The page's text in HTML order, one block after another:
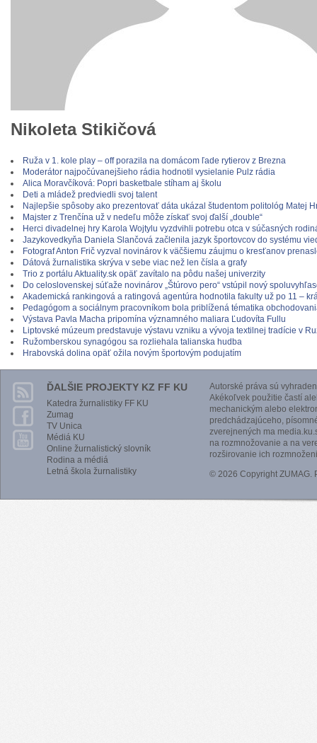
Nikoleta Stikičová
Ruža v 1. kole play – off porazila na domácom ľade rytierov z Brezna
Moderátor najpočúvanejšieho rádia hodnotil vysielanie Pulz rádia
Alica Moravčíková: Popri basketbale stíham aj školu
Deti a mládež predviedli svoj talent
Najlepšie spôsoby ako prezentovať dáta ukázal študentom politológ Matej
Majster z Trenčína už v nedeľu môže získať svoj ďalší „double“
Herci divadelnej hry Karola Wojtylu vyzdvihli potrebu otca v súčasných
Jazykovedkyňa Daniela Slančová začlenila jazyk športovcov do systému
Fotograf Anton Frič vyzval novinárov k väčšiemu záujmu o kresťanov
Dátová žurnalistika skrýva v sebe viac než len čísla a grafy
Trio z portálu Aktuality.sk opäť zavítalo na pôdu našej univerzity
Do celoslovenskej súťaže novinárov „Štúrovo pero“ vstúpil nový
Akademická rankingová a ratingová agentúra hodnotila fakulty už po 11 –
Pedagógom a sociálnym pracovníkom bola priblížená tématika
Výstava Pavla Macha pripomína významného maliara Ľudovíta Fullu
Liptovské múzeum predstavuje výstavu vzniku a vývoja textilnej tradície v
Ružomberskou synagógou sa rozliehala talianska hudba
Hrabovská dolina opäť ožila novým športovým podujatím
ĎALŠIE PROJEKTY KZ FF KU
Katedra žurnalistiky FF KU
Zumag
TV Unica
Médiá KU
Online žurnalistický slovník
Rodina a médiá
Letná škola žurnalistiky
Autorské práva sú
Akékoľvek použitie častí
mechanickým alebo
predchádzajúceho,
zverejnených ma
na rozmnožovanie a na
rozširovanie ich
© 2026 Copyright ZUMAG.